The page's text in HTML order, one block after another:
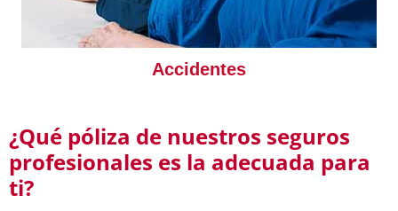
Accidentes
¿Qué póliza de nuestros seguros
profesionales es la adecuada para
ti?